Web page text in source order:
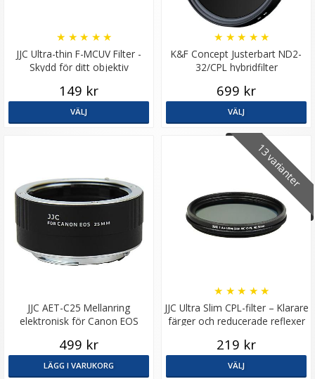
JJC Ultra-thin F-MCUV Filter -
Skydd för ditt objektiv
★ ★ ★ ★ ★
149 kr
VÄLJ
K&F Concept Justerbart ND2-
32/CPL hybridfilter
★ ★ ★ ★ ★
699 kr
VÄLJ
JJC AET-C25 Mellanring
elektronisk för Canon EOS
499 kr
LÄGG I VARUKORG
13 varianter
JJC Ultra Slim CPL-filter – Klarare
färger och reducerade reflexer
★ ★ ★ ★ ★
219 kr
VÄLJ